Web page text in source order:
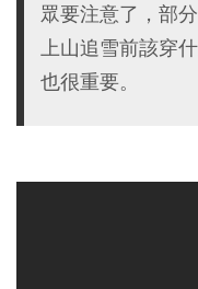
眾要注意了，部
上山追雪前該穿
也很重要。